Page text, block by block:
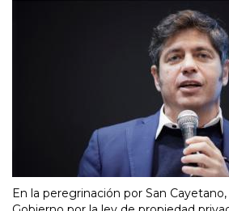
En la peregrinación por San